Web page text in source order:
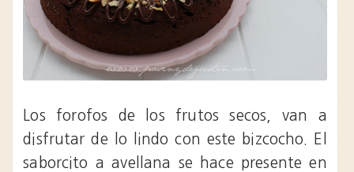
Los forofos de los frutos secos, van a
disfrutar de lo lindo con este bizcocho. El
saborcito a avellana se hace presente en